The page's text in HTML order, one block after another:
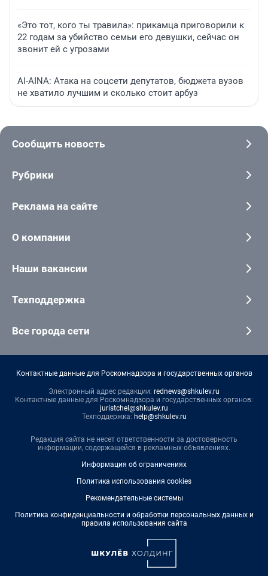
«Это тот, кого ты травила»: прикамца приговорили к
22 годам за убийство семьи его девушки, сейчас он
звонит ей с угрозами
AI-AINA: Атака на соцсети депутатов, бюджета вузов
не хватило лучшим и сколько стоит арбуз
Сообщить новость
Рубрики
Реклама на сайте
О компании
Наши вакансии
Техподдержка
Все города сети
Контактные данные для Роскомнадзора и государственных органов
Электронный адрес редакции: rednews@shkulev.ru
Контактные данные для Роскомнадзора и государственных органов:
juristchel@shkulev.ru
Техподдержка: help@shkulev.ru
Редакция сайта не несет ответственности за достоверность
информации, содержащейся в рекламных объявлениях.
Информация об ограничениях
Политика использования cookies
Рекомендательные системы
Политика конфиденциальности и обработки персональных данных и
правила использования сайта